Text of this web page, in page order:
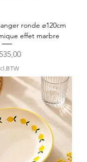
ronde ø120cm
effet marbre